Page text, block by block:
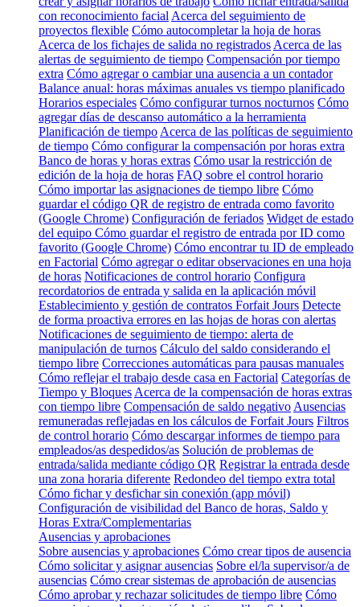
con reconocimiento facial Acerca del seguimiento de
proyectos flexible Cómo autocompletar la hoja de horas
Acerca de los fichajes de salida no registrados Acerca de las
alertas de seguimiento de tiempo Compensación por tiempo
extra Cómo agregar o cambiar una ausencia a un contador
Balance anual: horas máximas anuales vs tiempo planificado
Horarios especiales Cómo configurar turnos nocturnos Cómo
agregar días de descanso automático a la herramienta
Planificación de tiempo Acerca de las políticas de seguimiento
de tiempo Cómo configurar la compensación por horas extra
Banco de horas y horas extras Cómo usar la restricción de
edición de la hoja de horas FAQ sobre el control horario
Cómo importar las asignaciones de tiempo libre Cómo
guardar el código QR de registro de entrada como favorito
(Google Chrome) Configuración de feriados Widget de estado
del equipo Cómo guardar el registro de entrada por ID como
favorito (Google Chrome) Cómo encontrar tu ID de empleado
en Factorial Cómo agregar o editar observaciones en una hoja
de horas Notificaciones de control horario Configura
recordatorios de entrada y salida en la aplicación móvil
Establecimiento y gestión de contratos Forfait Jours Detecte
de forma proactiva errores en las hojas de horas con alertas
Notificaciones de seguimiento de tiempo: alerta de
manipulación de turnos Cálculo del saldo considerando el
tiempo libre Correcciones automáticas para pausas manuales
Cómo reflejar el trabajo desde casa en Factorial Categorías de
Tiempo y Bloques Acerca de la compensación de horas extras
con tiempo libre Compensación de saldo negativo Ausencias
remuneradas reflejadas en los cálculos de Forfait Jours Filtros
de control horario Cómo descargar informes de tiempo para
empleados/as despedidos/as Solución de problemas de
entrada/salida mediante código QR Registrar la entrada desde
una zona horaria diferente Redondeo del tiempo extra total
Cómo fichar y desfichar sin conexión (app móvil)
Configuración de visibilidad del Banco de horas, Saldo y
Horas Extra/Complementarias
Ausencias y aprobaciones
Sobre ausencias y aprobaciones Cómo crear tipos de ausencia
Cómo solicitar y asignar ausencias Sobre el/la supervisor/a de
ausencias Cómo crear sistemas de aprobación de ausencias
Cómo aprobar y rechazar solicitudes de tiempo libre Cómo